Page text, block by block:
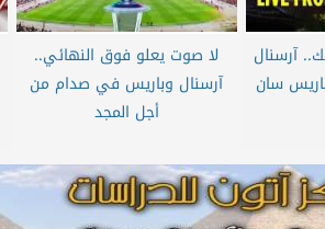
آرسنال
سان
لا صوت يعلو فوق النهائي..
آرسنال وباريس في صدام من
أجل المجد